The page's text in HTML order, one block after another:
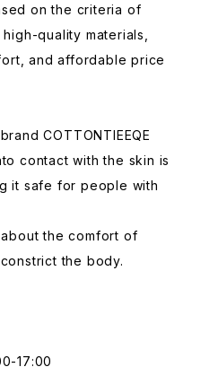
on the criteria of
quality materials,
and affordable price
COTTONTIEEQE
contact with the skin is
it safe for people with
the comfort of
the body.
17:00